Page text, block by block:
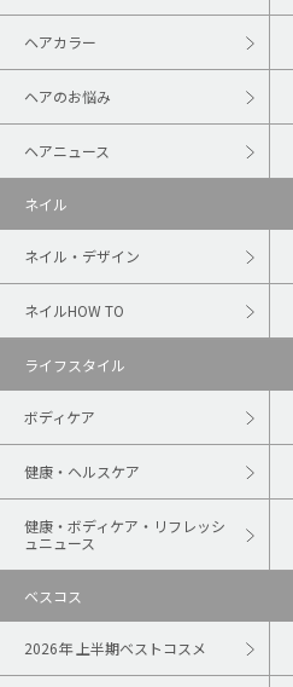
ヘアカラー
ヘアのお悩み
ヘアニュース
ネイル
ネイル・デザイン
ネイルHOW TO
ライフスタイル
ボディケア
健康・ヘルスケア
健康・ボディケア・リフレッシ
ュニュース
ベスコス
2026年 上半期ベストコスメ